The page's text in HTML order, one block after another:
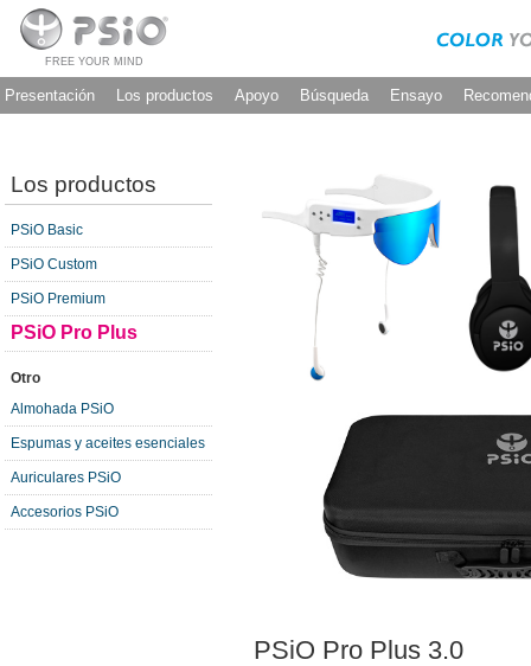
FREE YOUR MIND
Presentación Los productos Apoyo Búsqueda Ensayo
Los productos
PSiO Basic
PSiO Custom
PSiO Premium
PSiO Pro Plus
Otro
Almohada PSiO
Espumas y aceites esenciales
Auriculares PSiO
Accesorios PSiO
PSiO Pro Plus 3.0